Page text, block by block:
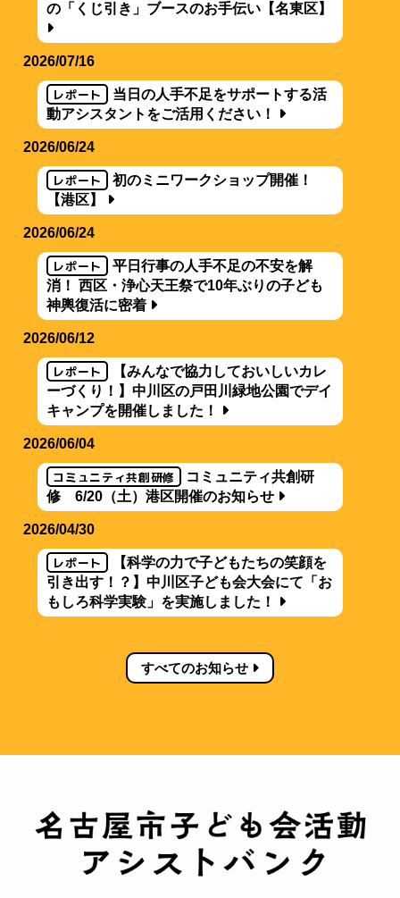
の「くじ引き」ブースのお手伝い【名東区】
2026/07/16
レポート
当日の人手不足をサポートする活
動アシスタントをご活用ください！
2026/06/24
レポート
初のミニワークショップ開催！
【港区】
2026/06/24
レポート
平日行事の人手不足の不安を解
消！ 西区・浄心天王祭で10年ぶりの子ども
神輿復活に密着
2026/06/12
レポート
【みんなで協力しておいしいカレ
ーづくり！】中川区の戸田川緑地公園でデイ
キャンプを開催しました！
2026/06/04
コミュニティ共創研修
コミュニティ共創研
修 6/20（土）港区開催のお知らせ
2026/04/30
レポート
【科学の力で子どもたちの笑顔を
引き出す！？】中川区子ども会大会にて「お
もしろ科学実験」を実施しました！
すべてのお知らせ